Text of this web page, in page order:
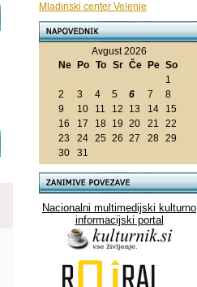
Mladinski center Velenje
Avgust 2026
Ne
Po To Sr Če Pe So
1
2
3 4 5 6 7
8
9
10 11 12 13 14
15
16
17 18 19 20 21
22
23
24 25 26 27 28 29
30
31
Nacionalni multimedijski kulturno
informacijski portal